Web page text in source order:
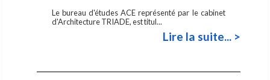
Le bureau d'études ACE représenté par le cabinet
d'Architecture TRIADE, est titul...
Lire la suite... >